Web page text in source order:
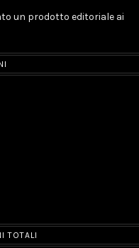
un prodotto editoriale ai
TOTALI